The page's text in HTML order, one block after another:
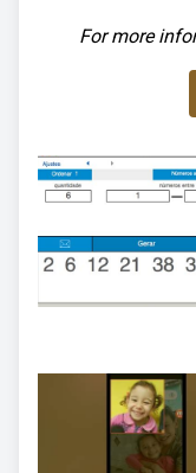
For more